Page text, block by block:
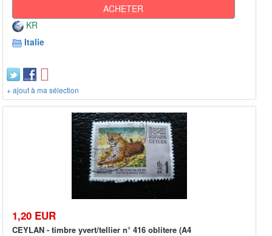
ACHETER
KR
Italie
+ ajout à ma sélection
1,20 EUR
CEYLAN - timbre yvert/tellier n° 416 oblitere (A4